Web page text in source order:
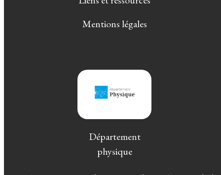
Mentions légales
Département
physique